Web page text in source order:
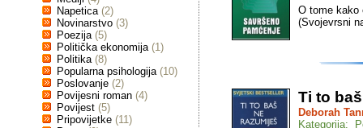
Napetica (2)
Novinarstvo (3)
Poezija (5)
Politička ekonomija (1)
Politika (8)
Popularna psihologija (10)
Poslovanje (2)
Povijesni roman (4)
Povijest (5)
Pripovijetke (11)
O tome kako
(Svojevrsni
Ti to
Deborah
Kategorija: